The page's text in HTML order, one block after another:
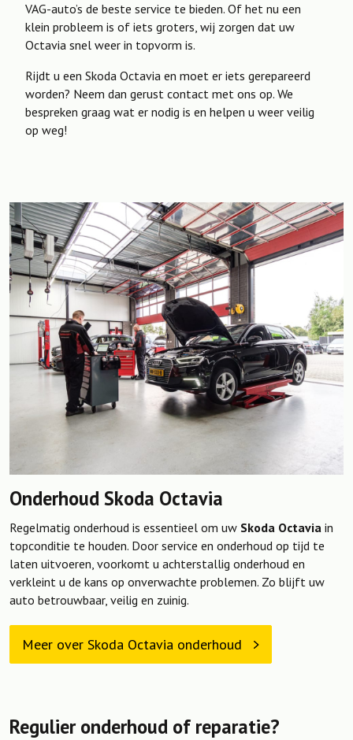
VAG-auto’s de beste service te bieden. Of het nu een
klein probleem is of iets groters, wij zorgen dat uw
Octavia snel weer in topvorm is.
Rijdt u een Skoda Octavia en moet er iets gerepareerd
worden? Neem dan gerust contact met ons op. We
bespreken graag wat er nodig is en helpen u weer veilig
op weg!
Onderhoud Skoda Octavia
Regelmatig onderhoud is essentieel om uw Skoda Octavia in
topconditie te houden. Door service en onderhoud op tijd te
laten uitvoeren, voorkomt u achterstallig onderhoud en
verkleint u de kans op onverwachte problemen. Zo blijft uw
auto betrouwbaar, veilig en zuinig.
Meer over Skoda Octavia onderhoud
Regulier onderhoud of reparatie?